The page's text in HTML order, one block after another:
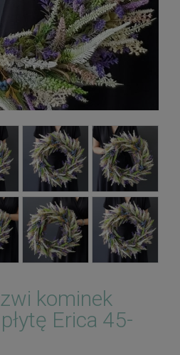
kominek
Erica 45-